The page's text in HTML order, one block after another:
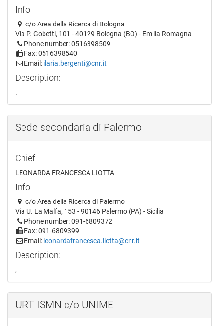
Info
c/o Area della Ricerca di Bologna
Via P. Gobetti, 101 - 40129 Bologna (BO) - Emilia Romagna
Phone number: 0516398509
Fax: 0516398540
Email: ilaria.bergenti@cnr.it
Description:
.
Sede secondaria di Palermo
Chief
LEONARDA FRANCESCA LIOTTA
Info
c/o Area della Ricerca di Palermo
Via U. La Malfa, 153 - 90146 Palermo (PA) - Sicilia
Phone number: 091-6809372
Fax: 091-6809399
Email: leonardafrancesca.liotta@cnr.it
Description:
,
URT ISMN c/o UNIME